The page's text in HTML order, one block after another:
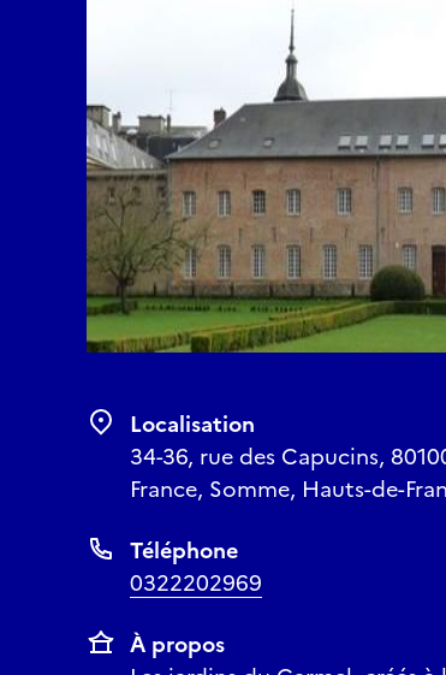
Localisation
34-36, rue des Capucins,
France, Somme, Hauts-de-
Téléphone
0322202969
À propos